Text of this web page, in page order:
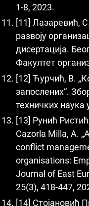
1-8, 2023.
[11] Лазаревић,
развоју
дисертација.
Факултет
[12] Ћурчић, В.
запослених“.
техничких наука
[13] Рунић
Cazorla Milla, A.
conflict
organisations:
Journal of East
25(3), 418-447,
[14] Стојановић